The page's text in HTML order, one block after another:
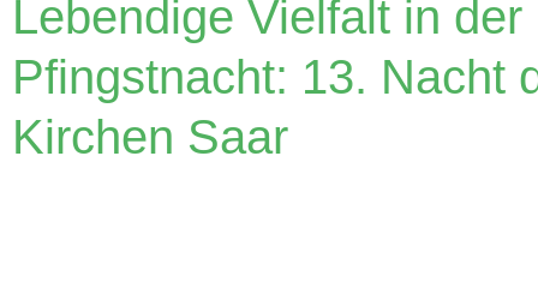
Lebendige Vielfalt in der
Pfingstnacht: 13. Nacht
Kirchen Saar